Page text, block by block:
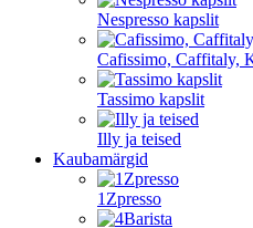
Nespresso kapslit
Cafissimo, Caffitaly,
Tassimo kapslit
Illy ja teised
Kaubamärgid
1Zpresso